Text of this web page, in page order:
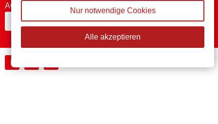
AGB
Bestellung widerrufen
Nur notwendige Cookies
Alle akzeptieren